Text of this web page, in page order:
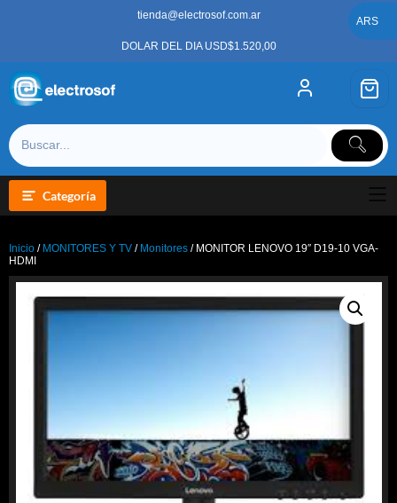
tienda@electrosof.com.ar
DOLAR DEL DIA USD$1.520,00
Categoría
Inicio / MONITORES Y TV / Monitores / MONITOR LENOVO 19″ D19-10 VGA-
HDMI
ARS